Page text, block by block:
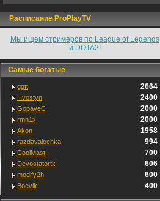
Расписание ProPlayTV
Мы ищем стримеров по League of Legends
и DOTA2!
Самые богатые
ggtt 2664
Hvostyn 2400
GopaveC 2000
rmn1x 2000
Akon 1958
razdavalochka 994
CoolMast 700
Devostatortk 606
modify2h 600
Boevik 400